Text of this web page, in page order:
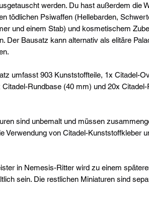
werden. Du hast außerdem die
tödlichen Psiwaffen (Hellebarden,
und einem Stab) und kosmetischem
Der Bausatz kann alternativ als elitäre
umfasst 903 Kunststoffteile, 1x Citadel-
Rundbase (40 mm) und 20x
sind unbemalt und müssen
Verwendung von Citadel-Kunststoffkleber
in Nemesis-Ritter wird zu einem
sein. Die restlichen Miniaturen sind